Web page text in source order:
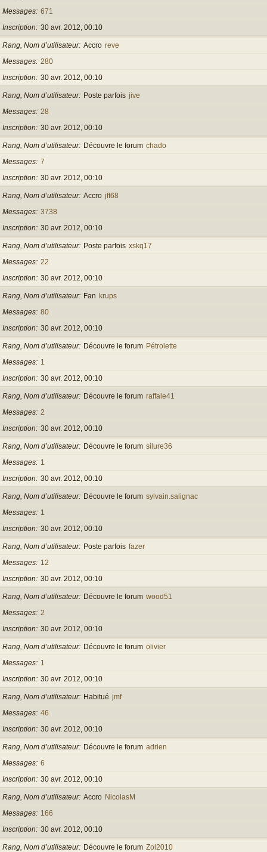
Messages 671
Inscription
30 avr. 2012, 00:10
Rang, Nom d’utilisateur Accro reve
Messages 280
Inscription
30 avr. 2012, 00:10
Rang, Nom d’utilisateur Poste parfois jive
Messages 28
Inscription
30 avr. 2012, 00:10
Rang, Nom d’utilisateur Découvre le forum chado
Messages 7
Inscription
30 avr. 2012, 00:10
Rang, Nom d’utilisateur Accro jft68
Messages 3738
Inscription
30 avr. 2012, 00:10
Rang, Nom d’utilisateur Poste parfois xskq17
Messages 22
Inscription
30 avr. 2012, 00:10
Rang, Nom d’utilisateur Fan krups
Messages 80
Inscription
30 avr. 2012, 00:10
Rang, Nom d’utilisateur Découvre le forum Pétrolette
Messages
1
Inscription
30 avr. 2012, 00:10
Rang, Nom d’utilisateur Découvre le forum raffale41
Messages 2
Inscription
30 avr. 2012, 00:10
Rang, Nom d’utilisateur Découvre le forum silure36
Messages
1
Inscription
30 avr. 2012, 00:10
Rang, Nom d’utilisateur Découvre le forum sylvain.salignac
Messages
1
Inscription
30 avr. 2012, 00:10
Rang, Nom d’utilisateur Poste parfois fazer
Messages
12
Inscription
30 avr. 2012, 00:10
Rang, Nom d’utilisateur Découvre le forum wood51
Messages 2
Inscription
30 avr. 2012, 00:10
Rang, Nom d’utilisateur Découvre le forum olivier
Messages
1
Inscription
30 avr. 2012, 00:10
Rang, Nom d’utilisateur Habitué jmf
Messages 46
Inscription
30 avr. 2012, 00:10
Rang, Nom d’utilisateur Découvre le forum adrien
Messages 6
Inscription
30 avr. 2012, 00:10
Rang, Nom d’utilisateur Accro NicolasM
Messages
166
Inscription
30 avr. 2012, 00:10
Rang, Nom d’utilisateur Découvre le forum Zol2010